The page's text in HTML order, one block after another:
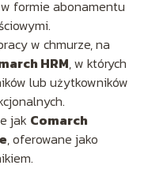
formie abonamentu
w chmurze, na
HRM, w których
lub użytkowników
jak Comarch
, oferowane jako